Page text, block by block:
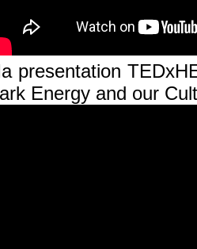
presentation
Energy and our